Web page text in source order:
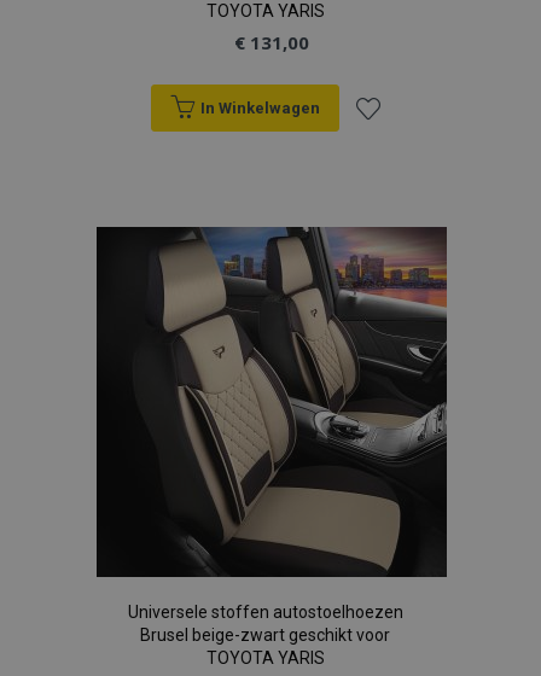
TOYOTA YARIS
€ 131,00
In Winkelwagen
aan
verlanglijst
Universele stoffen autostoelhoezen
Brusel beige-zwart geschikt voor
TOYOTA YARIS